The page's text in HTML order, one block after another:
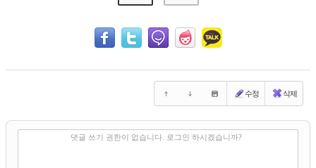
수정 삭제
댓글 쓰기 권한이 없습니다. 로그인 하시겠습니까?